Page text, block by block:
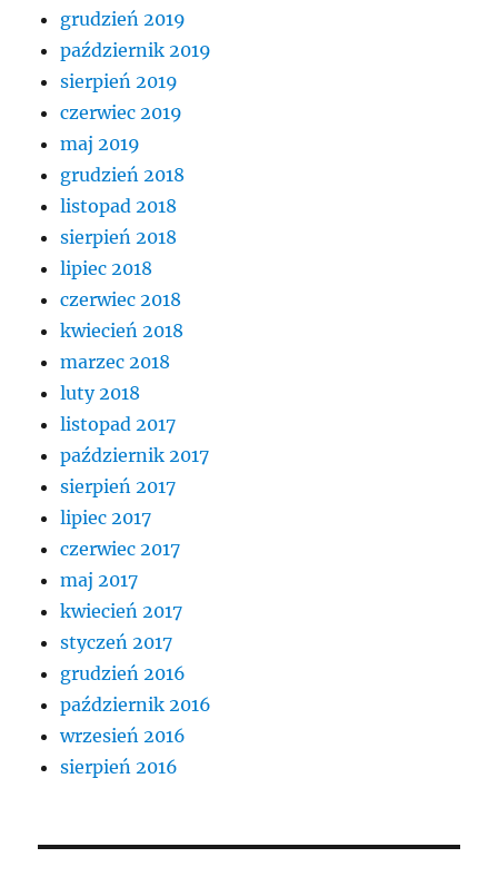
grudzień 2019
październik 2019
sierpień 2019
czerwiec 2019
maj 2019
grudzień 2018
listopad 2018
sierpień 2018
lipiec 2018
czerwiec 2018
kwiecień 2018
marzec 2018
luty 2018
listopad 2017
październik 2017
sierpień 2017
lipiec 2017
czerwiec 2017
maj 2017
kwiecień 2017
styczeń 2017
grudzień 2016
październik 2016
wrzesień 2016
sierpień 2016